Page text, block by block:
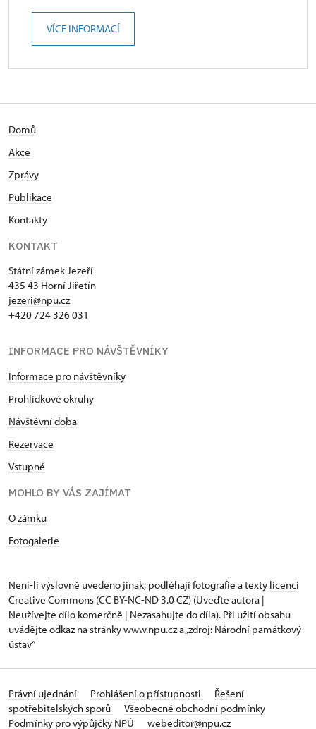
VÍCE INFORMACÍ
Domů
Akce
Zprávy
Publikace
Kontakty
KONTAKT
Státní zámek Jezeří
435 43 Horní Jiřetín
jezeri@npu.cz
+420 724 326 031
INFORMACE PRO NÁVŠTĚVNÍKY
Informace pro návštěvníky
Prohlídkové okruhy
Návštěvní doba
Rezervace
Vstupné
MOHLO BY VÁS ZAJÍMAT
O zámku
Fotogalerie
Není-li výslovně uvedeno jinak, podléhají fotografie a texty licenci
Creative Commons (CC BY-NC-ND 3.0 CZ) (Uveďte autora |
Neužívejte dílo komerčně | Nezasahujte do díla). Při užití obsahu
uvádějte odkaz na stránky www.npu.cz a „zdroj: Národní památkový
ústav“
Právní ujednání Prohlášení o přístupnosti
Řešení
spotřebitelských sporů
Všeobecné obchodní podmínky
Podmínky pro výpůjčky NPÚ
webeditor@npu.cz